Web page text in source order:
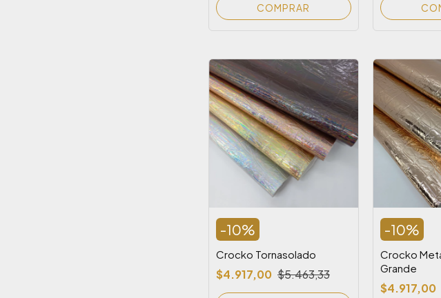
COMPRAR
-10%
Crocko Tornasolado
$4.917,00 $5.463,33
-10%
Crocko
Grande
$4.917,00